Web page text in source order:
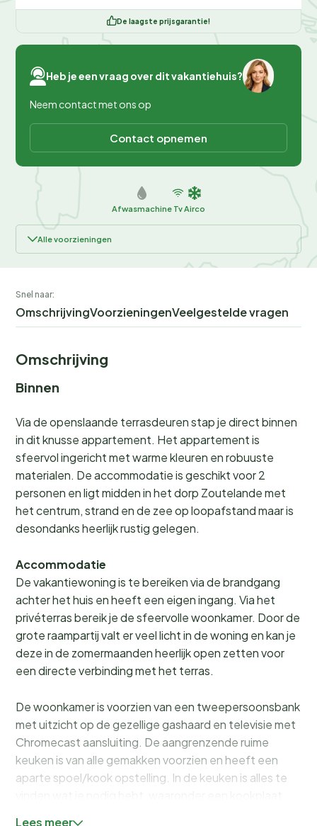
De laagste prijsgarantie!
Heb je een vraag over dit vakantiehuis?
Neem contact met ons op
Contact opnemen
Afwasmachine TvAirco
Alle voorzieningen
Snel naar:
OmschrijvingVoorzieningenVeelgestelde vragen
Omschrijving
Binnen
Via de openslaande terrasdeuren stap je direct binnen
in dit knusse appartement. Het appartement is
sfeervol ingericht met warme kleuren en robuuste
materialen. De accommodatie is geschikt voor 2
personen en ligt midden in het dorp Zoutelande met
het centrum, strand en de zee op loopafstand maar is
desondanks heerlijk rustig gelegen.
Accommodatie
De vakantiewoning is te bereiken via de brandgang
achter het huis en heeft een eigen ingang. Via het
privéterras bereik je de sfeervolle woonkamer. Door de
grote raampartij valt er veel licht in de woning en kan je
deze in de zomermaanden heerlijk open zetten voor
een directe verbinding met het terras.
De woonkamer is voorzien van een tweepersoonsbank
met uitzicht op de gezellige gashaard en televisie met
Chromecast aansluiting. De aangrenzende ruime
keuken is van alle gemakken voorzien en heeft een
aparte spoel/kook opstelling. In de keuken is alles te
Lees meer